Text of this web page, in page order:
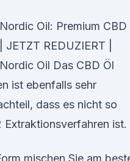
Nordic Oil: Premium CBD
| JETZT REDUZIERT |
Nordic Oil Das CBD Öl
ist ebenfalls sehr
dass es nicht so
ist.
mischen Sie am